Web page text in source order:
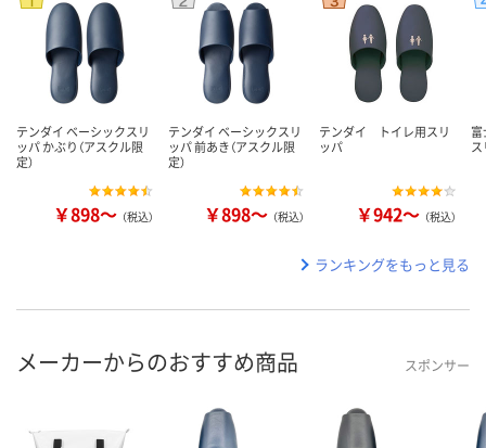
テンダイ ベーシックスリ
ッパ かぶり（アスクル限
定）
￥898～ （税込）
テンダイ ベーシックスリ
ッパ 前あき（アスクル限
定）
￥898～ （税込）
テンダイ トイレ用スリ
ッパ
￥942～ （税込）
ランキングをもっと見る
メーカーからのおすすめ商品 スポンサー